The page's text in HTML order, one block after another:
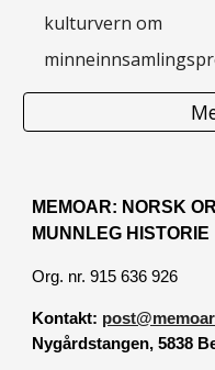
kulturvern om
MEMOAR: NORSK
MUNNLEG HISTORIE
Org. nr. 915 636 926
Kontakt:
Nygårdstangen, 5838